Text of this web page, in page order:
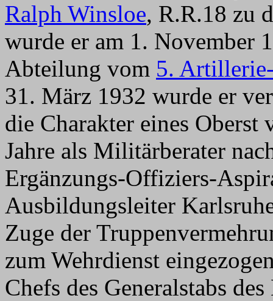
Ralph Winsloe, R.R.18 zu
wurde er am 1. November
Abteilung vom 5.
31. März 1932 wurde er
die Charakter eines
Jahre als Militärberater
Ergänzungs-Offiziers-
Ausbildungsleiter
Zuge der
zum Wehrdienst
Chefs des Generalstabs